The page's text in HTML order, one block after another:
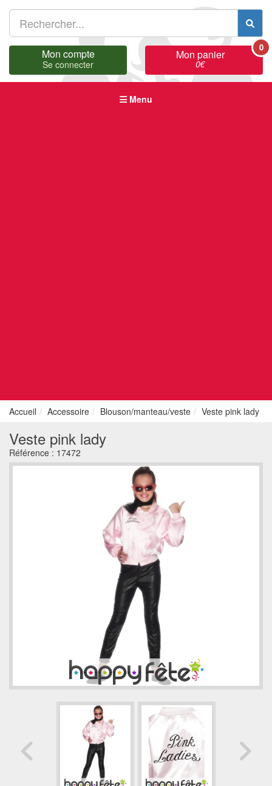
Mon compte
Se connecter
Mon panier
0€
0
Menu
Accueil Accessoire Blouson/manteau/veste Veste pink lady
Veste pink lady
Référence : 17472